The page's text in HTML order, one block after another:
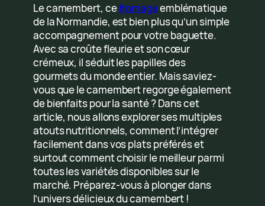
Le camembert, cefromageemblématique
de la Normandie, est bien plus qu’un simple
accompagnement pour votre baguette.
Avec sa croûte fleurie et son cœur
crémeux, il séduit les papilles des
gourmets du monde entier. Mais saviez-
vous que le camembert regorge également
de bienfaits pour la santé ? Dans cet
article, nous allons explorer ses multiples
atouts nutritionnels, comment l’intégrer
facilement dans vos plats préférés et
surtout comment choisir le meilleur parmi
toutes les variétés disponibles sur le
marché. Préparez-vous à plonger dans
l’univers délicieux du camembert !